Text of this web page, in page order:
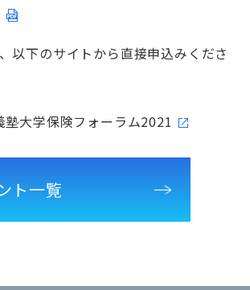
以下のサイトから直接申込みくださ
大学保険フォーラム2021
ト一覧